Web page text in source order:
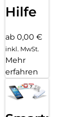
Hilfe
ab 0,00 €
inkl. MwSt.
Mehr
erfahren